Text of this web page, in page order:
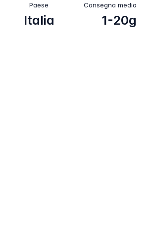
Paese
Italia
Consegna media
1-20g